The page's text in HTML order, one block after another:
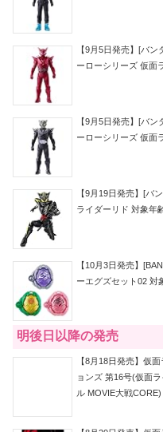
【9月5日発売】[バ
ーローシリーズ 仮面
【9月5日発売】[バ
ーローシリーズ 仮面
【9月19日発売】[バ
ライダーリド 対象年
【10月3日発売】
ーエグズセット02 対
明後日以降の発売
【8月18日発売】仮
ョンズ 第16号(仮面
ル MOVIE大戦